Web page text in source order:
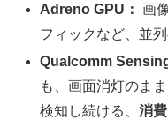
Adreno GPU： 画
フィックなど、並
Qualcomm
も、画面消灯のま
検知し続ける、消